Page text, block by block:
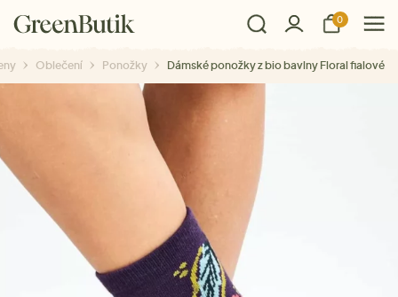
0
Oblečení Ponožky Dámské ponožky z bio bavlny Floral fialové